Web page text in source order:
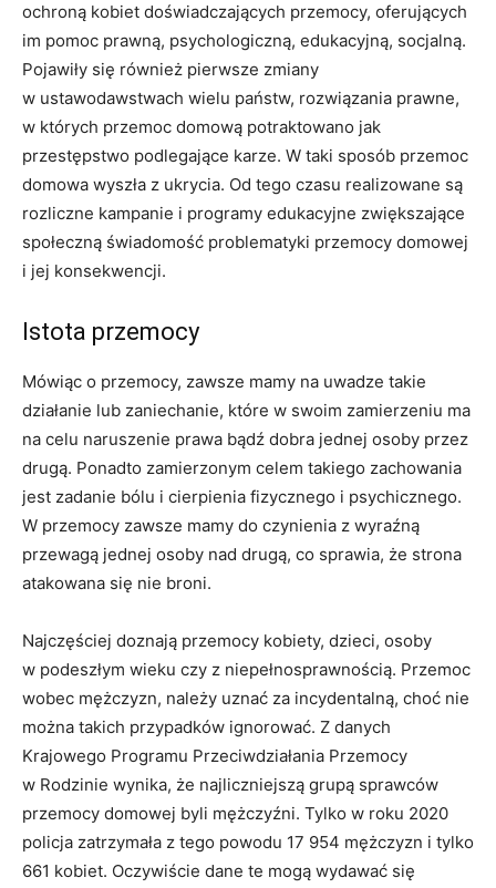
ochroną kobiet doświadczających przemocy, oferujących
im pomoc prawną, psychologiczną, edukacyjną, socjalną.
Pojawiły się również pierwsze zmiany
w ustawodawstwach wielu państw, rozwiązania prawne,
w których przemoc domową potraktowano jak
przestępstwo podlegające karze. W taki sposób przemoc
domowa wyszła z ukrycia. Od tego czasu realizowane są
rozliczne kampanie i programy edukacyjne zwiększające
społeczną świadomość problematyki przemocy domowej
i jej konsekwencji.
Istota przemocy
Mówiąc o przemocy, zawsze mamy na uwadze takie
działanie lub zaniechanie, które w swoim zamierzeniu ma
na celu naruszenie prawa bądź dobra jednej osoby przez
drugą. Ponadto zamierzonym celem takiego zachowania
jest zadanie bólu i cierpienia fizycznego i psychicznego.
W przemocy zawsze mamy do czynienia z wyraźną
przewagą jednej osoby nad drugą, co sprawia, że strona
atakowana się nie broni.
Najczęściej doznają przemocy kobiety, dzieci, osoby
w podeszłym wieku czy z niepełnosprawnością. Przemoc
wobec mężczyzn, należy uznać za incydentalną, choć nie
można takich przypadków ignorować. Z danych
Krajowego Programu Przeciwdziałania Przemocy
w Rodzinie wynika, że najliczniejszą grupą sprawców
przemocy domowej byli mężczyźni. Tylko w roku 2020
policja zatrzymała z tego powodu 17 954 mężczyzn i tylko
661 kobiet. Oczywiście dane te mogą wydawać się